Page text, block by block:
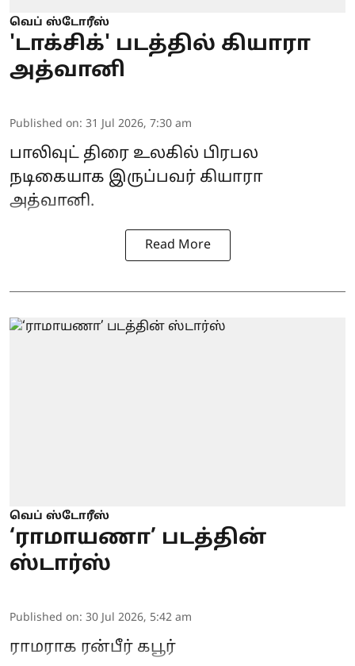
வெப் ஸ்டோரீஸ்
'டாக்சிக்' படத்தில் கியாரா
அத்வானி
Published on: 31 Jul 2026, 7:30 am
பாலிவுட் திரை உலகில் பிரபல
நடிகையாக இருப்பவர் கியாரா
அத்வானி.
Read More
வெப் ஸ்டோரீஸ்
‘ராமாயணா’ படத்தின்
ஸ்டார்ஸ்
Published on: 30 Jul 2026, 5:42 am
ராமராக ரன்பீர் கபூர்